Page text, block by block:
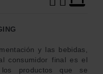
y las bebidas,
consumidor final es el
productos que se